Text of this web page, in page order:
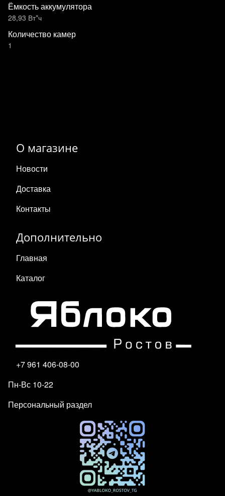
Ёмкость аккумулятора
28,93 Вт*ч
Количество камер
1
О магазине
Новости
Доставка
Контакты
Дополнительно
Главная
Каталог
+7 961 406-08-00
Пн-Вс 10-22
Персональный раздел